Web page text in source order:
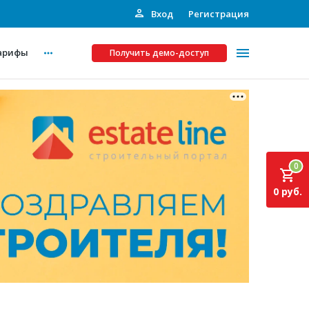
Вход Регистрация
Получить демо-доступ
Платные услуги
Рекламодателям
Инвестпроекты
Подписка на Базу
0
0 руб.